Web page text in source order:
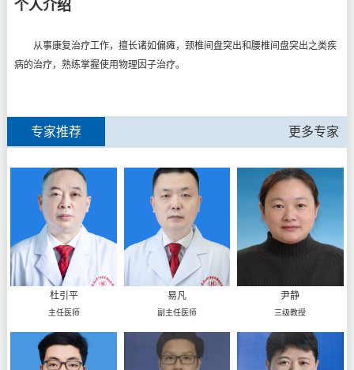
个人介绍
从事康复治疗工作，擅长诸如偏瘫，颈椎间盘突出和腰椎间盘突出之类疾
病的治疗，熟练掌握使用物理因子治疗。
专家推荐 更多专家
杜引平
主任医师
易凡
副主任医师
尹静
三级教授